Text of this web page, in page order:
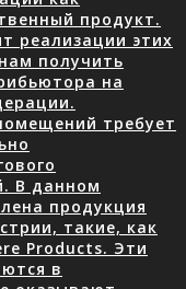
продукт.
реализации этих
получить
на
требует
В данном
продукция
такие, как
Products. Эти
в